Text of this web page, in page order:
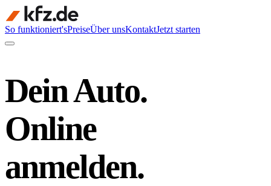
So funktioniert'sPreiseÜber unsKontaktJetzt starten
Dein Auto.
Online
anmelden.